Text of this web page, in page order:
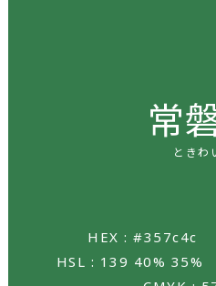
常
ときわ
HEX : #357c4c
HSL : 139 40% 35%